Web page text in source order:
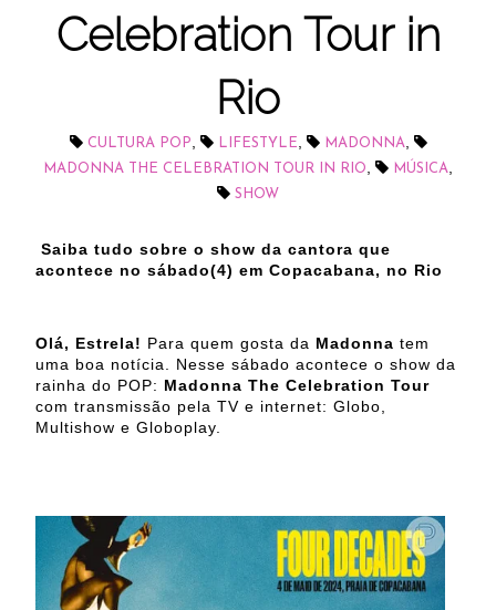
Celebration Tour in
Rio
CULTURA POP LIFESTYLE MADONNA
MADONNA THE CELEBRATION TOUR IN RIO MÚSICA
SHOW
Saiba tudo sobre o show da cantora que
acontece no sábado(4) em Copacabana, no Rio
Olá, Estrela! Para quem gosta da Madonna tem
uma boa notícia. Nesse sábado acontece o show da
rainha do POP: Madonna The Celebration Tour
com transmissão pela TV e internet: Globo,
Multishow e Globoplay.